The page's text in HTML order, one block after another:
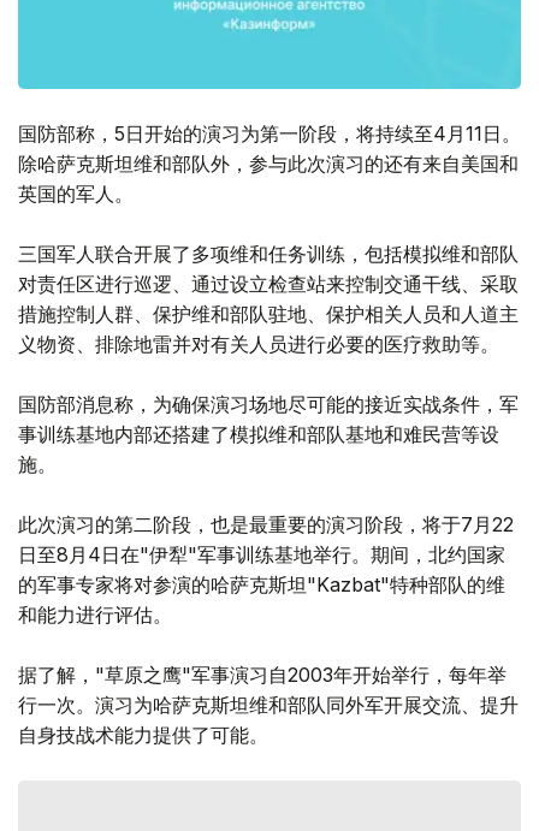
国防部称，5日开始的演习为第一阶段，将持续至4月11日。
除哈萨克斯坦维和部队外，参与此次演习的还有来自美国和
英国的军人。
三国军人联合开展了多项维和任务训练，包括模拟维和部队
对责任区进行巡逻、通过设立检查站来控制交通干线、采取
措施控制人群、保护维和部队驻地、保护相关人员和人道主
义物资、排除地雷并对有关人员进行必要的医疗救助等。
国防部消息称，为确保演习场地尽可能的接近实战条件，军
事训练基地内部还搭建了模拟维和部队基地和难民营等设
施。
此次演习的第二阶段，也是最重要的演习阶段，将于7月22
日至8月4日在"伊犁"军事训练基地举行。期间，北约国家
的军事专家将对参演的哈萨克斯坦"Kazbat"特种部队的维
和能力进行评估。
据了解，"草原之鹰"军事演习自2003年开始举行，每年举
行一次。演习为哈萨克斯坦维和部队同外军开展交流、提升
自身技战术能力提供了可能。